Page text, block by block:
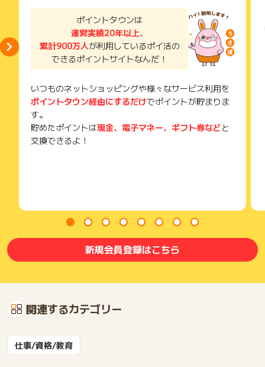
ポイントタウンは
運営実績20年以上、
累計900万人が利用しているポイ活の
できるポイントサイトなんだ！
いつものネットショッピングや様々なサービス利用を
ポイントタウン経由にするだけでポイントが貯まりま
す。
貯めたポイントは現金、電子マネー、ギフト券などと
交換できるよ！
新規会員登録はこちら
関連するカテゴリー
仕事/資格/教育